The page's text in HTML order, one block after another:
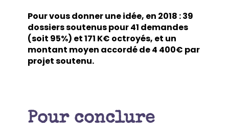
Pour vous donner une idée, en 2018 : 39
dossiers soutenus pour 41 demandes
(soit 95%) et 171 K€ octroyés, et un
montant moyen accordé de 4 400€ par
projet soutenu.
Pour conclure